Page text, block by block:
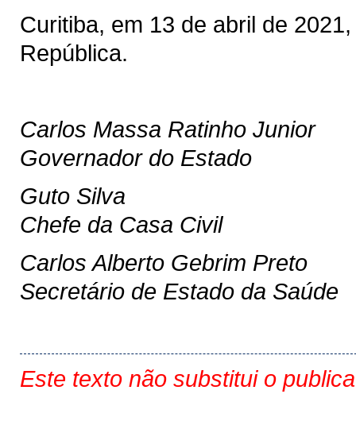
Curitiba, em 13 de abril de
República.
Carlos Massa Ratinho Junior
Governador do Estado
Guto Silva
Chefe da Casa Civil
Carlos Alberto Gebrim Preto
Secretário de Estado da Saúde
Este texto não substitui o